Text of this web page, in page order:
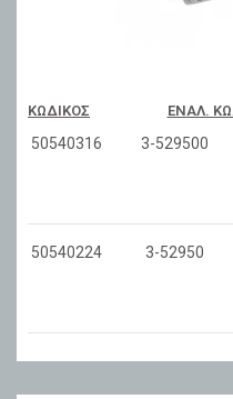
ΚΩΔΙΚΌΣ ΕΝΑΛ.
50540316 3-529500
50540224 3-52950